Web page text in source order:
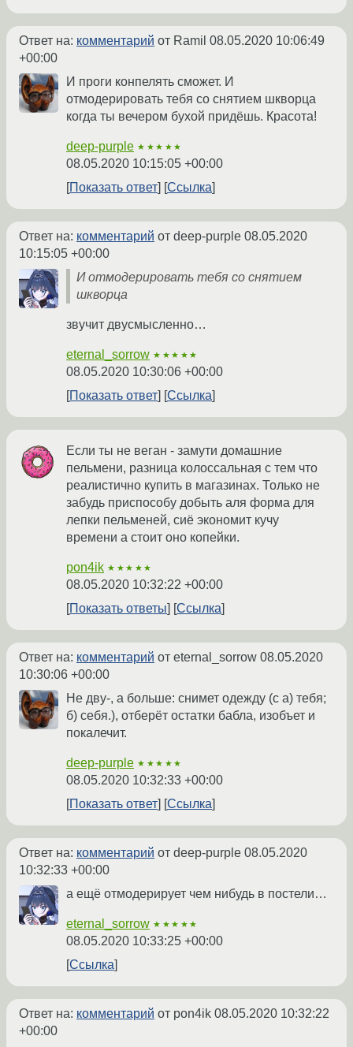
Ответ на: комментарий от Ramil 08.05.2020 10:06:49
+00:00
И проги конпелять сможет. И
отмодерировать тебя со снятием шкворца
когда ты вечером бухой придёшь. Красота!
deep-purple ★★★★★
08.05.2020 10:15:05 +00:00
Показать ответ
Ссылка
Ответ на: комментарий от deep-purple 08.05.2020
10:15:05 +00:00
И отмодерировать тебя со снятием
шкворца
звучит двусмысленно…
eternal_sorrow ★★★★★
08.05.2020 10:30:06 +00:00
Показать ответ
Ссылка
Если ты не веган - замути домашние
пельмени, разница колоссальная с тем что
реалистично купить в магазинах. Только не
забудь приспособу добыть аля форма для
лепки пельменей, сиё экономит кучу
времени а стоит оно копейки.
pon4ik ★★★★★
08.05.2020 10:32:22 +00:00
Показать ответы
Ссылка
Ответ на: комментарий от eternal_sorrow 08.05.2020
10:30:06 +00:00
Не дву-, а больше: снимет одежду (с а) тебя;
б) себя.), отберёт остатки бабла, изобъет и
покалечит.
deep-purple ★★★★★
08.05.2020 10:32:33 +00:00
Показать ответ
Ссылка
Ответ на: комментарий от deep-purple 08.05.2020
10:32:33 +00:00
а ещё отмодерирует чем нибудь в постели…
eternal_sorrow ★★★★★
08.05.2020 10:33:25 +00:00
Ссылка
Ответ на: комментарий от pon4ik 08.05.2020 10:32:22
+00:00